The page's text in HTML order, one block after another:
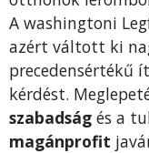
A washingtoni
azért váltott ki
precedensértékű
kérdést.
szabadság és a
magánprofit